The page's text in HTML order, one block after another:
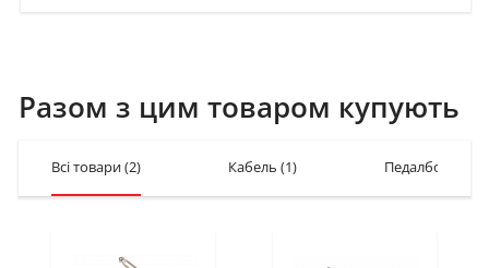
Разом з цим товаром купують
Всі товари(2) Кабель (1) Педалборди /